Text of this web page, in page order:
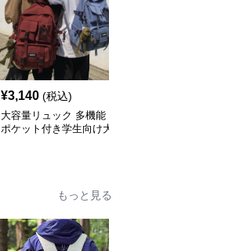
¥3,140 (税込)
大容量リュック 多機能
ポケット付き学生向け大
もっと見る